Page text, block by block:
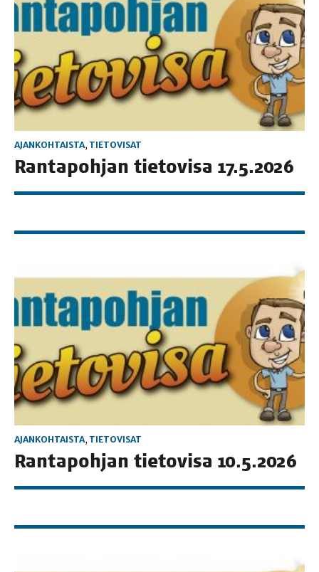
AJANKOHTAISTA, TIETOVISAT
Ran­ta­poh­jan tie­to­vi­sa 17.5.2026
AJANKOHTAISTA, TIETOVISAT
Ran­ta­poh­jan tie­to­vi­sa 10.5.2026